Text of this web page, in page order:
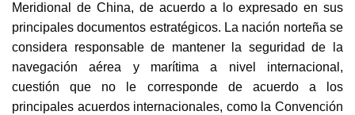
Meridional de China, de acuerdo a lo expresado en sus
principales documentos estratégicos. La nación norteña se
considera responsable de mantener la seguridad de la
navegación aérea y marítima a nivel internacional,
cuestión que no le corresponde de acuerdo a los
principales acuerdos internacionales, como la Convención